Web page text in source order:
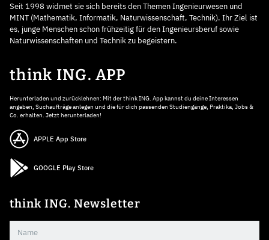
Seit 1998 widmet sie sich bereits den Themen Ingenieurwesen und
MINT (Mathematik, Informatik, Naturwissenschaft, Technik). Ihr Ziel ist
es, junge Menschen schon frühzeitig für den Ingenieursberuf sowie
Naturwissenschaften und Technik zu begeistern.
think ING. APP
Herunterladen und zurücklehnen: Mit der think ING. App kannst du deine Interessen
angeben, Suchaufträge anlegen und die für dich passenden Studiengänge, Praktika, Jobs &
Co. erhalten. Jetzt herunterladen!
APPLE App Store
GOOGLE Play Store
think ING. Newsletter